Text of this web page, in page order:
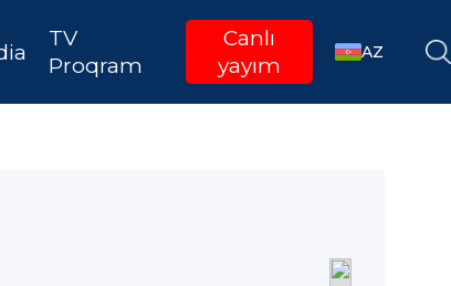
TV
Proqram
Canlı
yayım
AZ